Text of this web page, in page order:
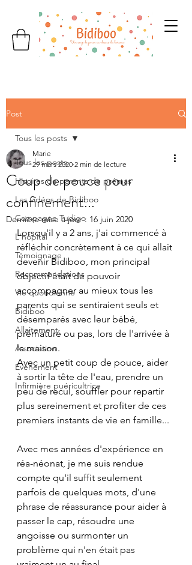
Post
Tous les posts
Hisoires de parents de prémas
Les vidéos de Bidiboo
Campagne Tudigo
L'hôpital
Témoignage
Recommandations
Vie quotidienne
Bidiboo
Allaitement
Association
Evènement
Infirmière puéricultrice
Tous les posts
Coup de pouce pour
confinement...
Marie
29 mars 2020 2 min de lecture
Dernière mise à jour : 16 juin 2020
Lorsqu'il y a 2 ans, j'ai commencé à
réfléchir concrètement à ce qui allait
devenir Bidiboo, mon principal
objectif était de pouvoir
accompagner au mieux tous les
parents qui se sentiraient seuls et
désemparés avec leur bébé,
prématuré ou pas, lors de l'arrivée à
la maison.
Avec un petit coup de pouce, aider
à sortir la tête de l'eau, prendre un
peu de recul, souffler pour repartir
plus sereinement et profiter de ces
premiers instants de vie en famille...
Avec mes années d'expérience en
réa-néonat, je me suis rendue
compte qu'il suffit seulement
parfois de quelques mots, d'une
phrase de réassurance pour aider à
passer le cap, résoudre une
angoisse ou surmonter un
problème qui n'en était pas